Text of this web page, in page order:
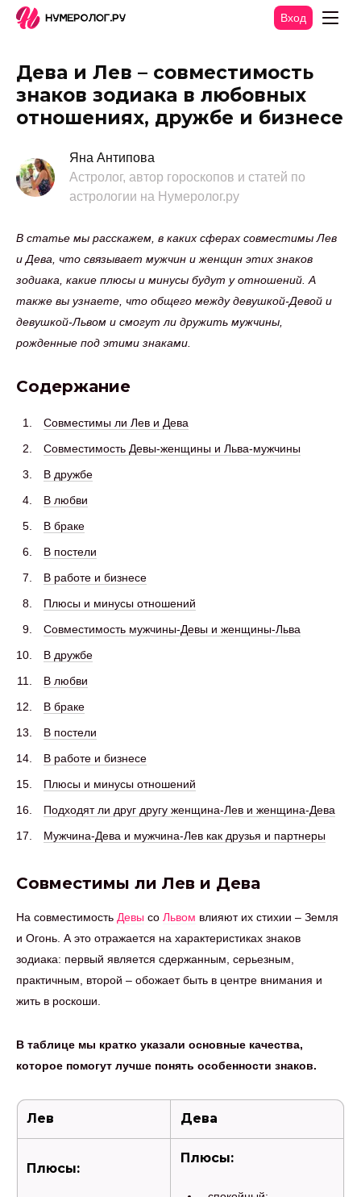
Вход
Дева и Лев – совместимость
знаков зодиака в любовных
отношениях, дружбе и бизнесе
Яна Антипова
Астролог, автор гороскопов и статей по
астрологии на Нумеролог.ру
В статье мы расскажем, в каких сферах совместимы Лев
и Дева, что связывает мужчин и женщин этих знаков
зодиака, какие плюсы и минусы будут у отношений. А
также вы узнаете, что общего между девушкой-Девой и
девушкой-Львом и смогут ли дружить мужчины,
рожденные под этими знаками.
Содержание
Совместимы ли Лев и Дева
Совместимость Девы-женщины и Льва-мужчины
В дружбе
В любви
В браке
В постели
В работе и бизнесе
Плюсы и минусы отношений
Совместимость мужчины-Девы и женщины-Льва
В дружбе
В любви
В браке
В постели
В работе и бизнесе
Плюсы и минусы отношений
Подходят ли друг другу женщина-Лев и женщина-Дева
Мужчина-Дева и мужчина-Лев как друзья и партнеры
Совместимы ли Лев и Дева
На совместимость Девы со Львом влияют их стихии – Земля
и Огонь. А это отражается на характеристиках знаков
зодиака: первый является сдержанным, серьезным,
практичным, второй – обожает быть в центре внимания и
жить в роскоши.
В таблице мы кратко указали основные качества,
которое помогут лучше понять особенности знаков.
Лев Дева
Плюсы:
Плюсы: